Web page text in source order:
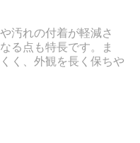
汚れの付着が軽減さ
る点も特長です。ま
く、外観を長く保ちや